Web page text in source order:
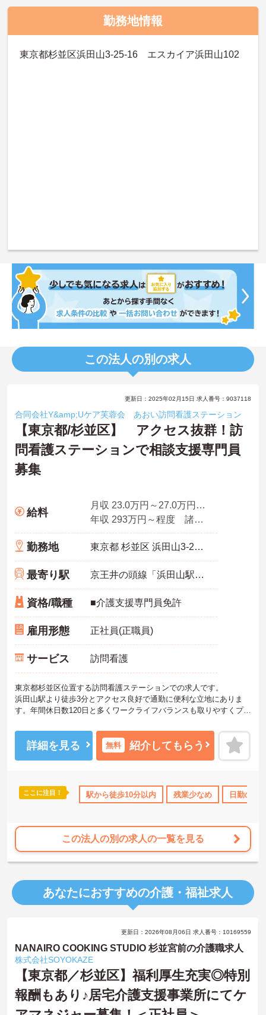
勤務地情報
東京都杉並区浜田山3-25-16 エスカイア浜田山102
この法人の別の求人
更新日：2025年02月15日 求人番号：9037118
合同会社Y&amp;Uケア芙蓉会 あおい訪問看護ステーション
【東京都/杉並区】 アクセス抜群！訪
問看護ステーションで相談支援専門員
募集
給料
月収 23.0万円～27.0万円程度 諸手当込
年収 293万円～程度 諸手当込
勤務地 東京都 杉並区 浜田山3-25-16 エスカイア浜田山102
最寄り駅 京王井の頭線「浜田山駅」徒歩3分
資格/職種 ■介護支援専門員免許
雇用形態 正社員(正職員)
サービス 訪問看護
東京都杉並区位置する訪問看護ステーションでの求人です。
浜田山駅より徒歩3分とアクセス良好で通勤に便利な立地にありま
す。年間休日数120日と多くワークライフバランスも取りやすくプラ
ご興味のある方はぜひお気軽にお問い合わせください。
詳細を見る 無料 紹介してもらう
ここに注目！ 駅から徒歩10分以内 残業少なめ 日勤のみ
この法人の別の求人の一覧を見る
あなたにおすすめの介護・福祉求人
更新日：2026年08月06日 求人番号：10169559
NANAIRO COOKING STUDIO 杉並宮前の介護職求人
株式会社SOYOKAZE
【東京都／杉並区】福利厚生充実◎特別
報酬もあり♪居宅介護支援事業所にてケ